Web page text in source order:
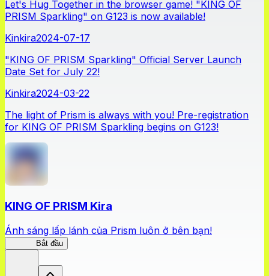
Let's Hug Together in the browser game! "KING OF
PRISM Sparkling" on G123 is now available!
Kinkira2024-07-17
"KING OF PRISM Sparkling" Official Server Launch
Date Set for July 22!
Kinkira2024-03-22
The light of Prism is always with you! Pre-registration
for KING OF PRISM Sparkling begins on G123!
KING OF PRISM Kira
Ánh sáng lấp lánh của Prism luôn ở bên bạn!
Bắt đầu